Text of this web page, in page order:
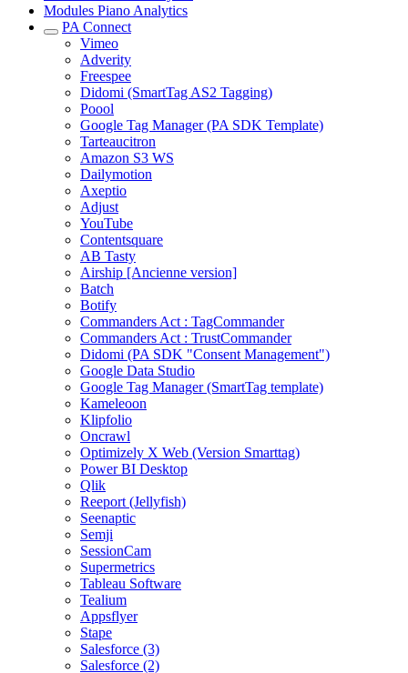
Modules Piano Analytics
PA Connect
Vimeo
Adverity
Freespee
Didomi (SmartTag AS2 Tagging)
Poool
Google Tag Manager (PA SDK Template)
Tarteaucitron
Amazon S3 WS
Dailymotion
Axeptio
Adjust
YouTube
Contentsquare
AB Tasty
Airship [Ancienne version]
Batch
Botify
Commanders Act : TagCommander
Commanders Act : TrustCommander
Didomi (PA SDK "Consent Management")
Google Data Studio
Google Tag Manager (SmartTag template)
Kameleoon
Klipfolio
Oncrawl
Optimizely X Web (Version Smarttag)
Power BI Desktop
Qlik
Reeport (Jellyfish)
Seenaptic
Semji
SessionCam
Supermetrics
Tableau Software
Tealium
Appsflyer
Stape
Salesforce (3)
Salesforce (2)